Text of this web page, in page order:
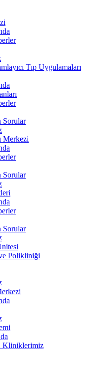
Tıp Uygulamaları
Sorular
Merkezi
Sorular
Sorular
Polikliniği
Kliniklerimiz